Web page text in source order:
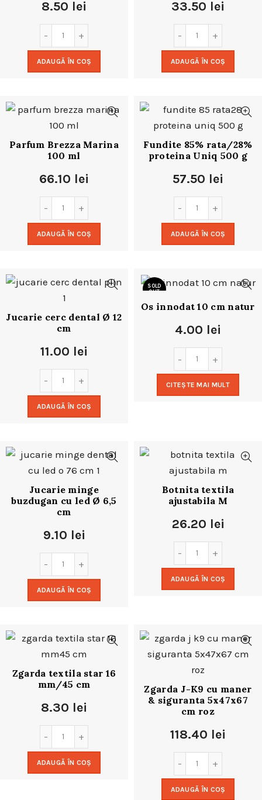
8.50 lei
ADAUGĂ ÎN COȘ
33.50 lei
ADAUGĂ ÎN COȘ
Parfum Brezza Marina
100 ml
66.10 lei
ADAUGĂ ÎN COȘ
Fundite 85% rata/28%
proteina Uniq 500 g
57.50 lei
ADAUGĂ ÎN COȘ
Jucarie cerc dental Ø 12
cm
11.00 lei
ADAUGĂ ÎN COȘ
SOLD
OUT
Os innodat 10 cm natur
4.00 lei
CITEȘTE MAI MULT
Jucarie minge
buzdugan cu led Ø 6,5
cm
9.10 lei
ADAUGĂ ÎN COȘ
Botnita textila
ajustabila M
26.20 lei
ADAUGĂ ÎN COȘ
Zgarda textila star 16
mm/45 cm
8.30 lei
ADAUGĂ ÎN COȘ
Zgarda J-K9 cu maner
& siguranta 5x47x67
cm roz
118.40 lei
ADAUGĂ ÎN COȘ